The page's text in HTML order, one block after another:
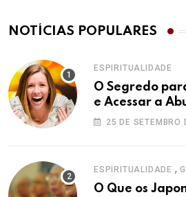
NOTÍCIAS POPULARES
ESPIRITUALIDADE
O Segredo
e Acessar a
25 DE SETEMBRO
ESPIRITUALIDADE ,
O Que os